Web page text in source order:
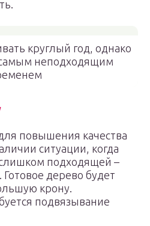
круглый год, однако
самым неподходящим
повышения качества
ситуации, когда
подходящей –
дерево будет
крону.
подвязывание